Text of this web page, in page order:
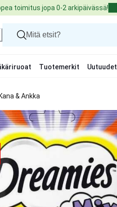
toimitus jopa 0-2 arkipäivässä!
Tuotemerkit Uutuudet
& Ankka